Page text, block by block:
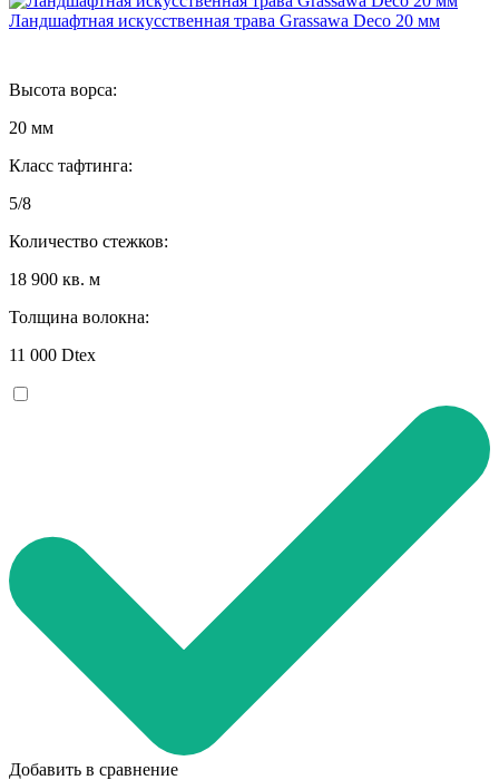
Ландшафтная искусственная трава Grassawa Deco 20 мм
Высота ворса:
20 мм
Класс тафтинга:
5/8
Количество стежков:
18 900 кв. м
Толщина волокна:
11 000 Dtex
Добавить в сравнение